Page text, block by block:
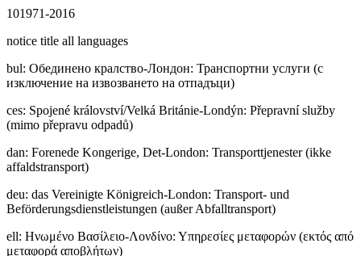
101971-2016
notice title all languages
bul: Обединено кралство-Лондон: Транспортни услуги (с
изключение на извозването на отпадъци)
ces: Spojené království/Velká Británie-Londýn: Přepravní služby
(mimo přepravu odpadů)
dan: Forenede Kongerige, Det-London: Transporttjenester (ikke
affaldstransport)
deu: das Vereinigte Königreich-London: Transport- und
Beförderungsdienstleistungen (außer Abfalltransport)
ell: Ηνωμένο Βασίλειο-Λονδίνο: Υπηρεσίες μεταφορών (εκτός από
μεταφορά αποβλήτων)